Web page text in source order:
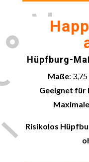
Hüpfburg-
Maße:
Geeignet für
Risikolos